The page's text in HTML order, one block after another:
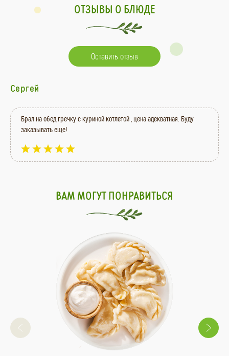
ОТЗЫВЫ О БЛЮДЕ
Оставить отзыв
Сергей
Брал на обед гречку с куриной котлетой , цена адекватная. Буду
заказывать еще!
ВАМ МОГУТ ПОНРАВИТЬСЯ